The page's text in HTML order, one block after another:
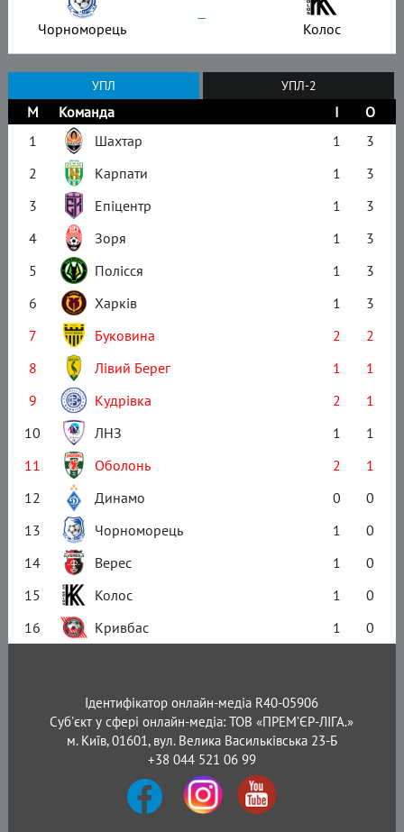
Чорноморець – Колос
УПЛ УПЛ-2
М Команда І
О
1
Шахтар 1
3
2
Карпати 1
3
3
Епіцентр 1
3
4
Зоря 1
3
5
Полісся 1
3
6
Харків 1
3
7
Буковина 2
2
8
Лівий Берег 1
1
9
Кудрівка 2
1
10
ЛНЗ 1
1
11
Оболонь 2
1
12
Динамо 0
0
13
Чорноморець 1
0
14
Верес 1
0
15
Колос 1
0
16
Кривбас 1 0
Ідентифікатор онлайн-медіа R40-05906
Суб'єкт у сфері онлайн-медіа: ТОВ «ПРЕМ’ЄР-ЛІГА.»
м. Київ, 01601, вул. Велика Васильківська 23-Б
+38 044 521 06 99